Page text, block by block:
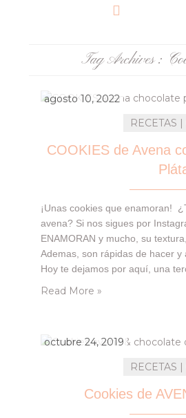
Tag Archives :
agosto 10, 2022
RECETAS
COOKIES de Avena
¡Unas cookies que enamoran!
avena? Si nos sigues por
ENAMORAN y mucho, su
Ademas, son rápidas de hacer
Hoy te dejamos por aquí, una
COOKIES, con toque a cacao y
Read More »
octubre 24, 2019
RECETAS
Cookies de